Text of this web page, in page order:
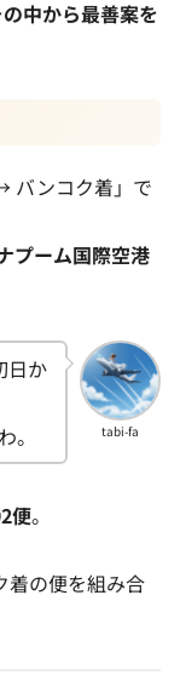
中から最善案を
バンコク着」で
プーム国際空港
tabi-fa
日か
。
便。
着の便を組み合